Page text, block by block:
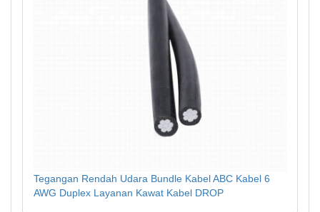
Tegangan Rendah Udara Bundle Kabel ABC Kabel 6
AWG Duplex Layanan Kawat Kabel DROP